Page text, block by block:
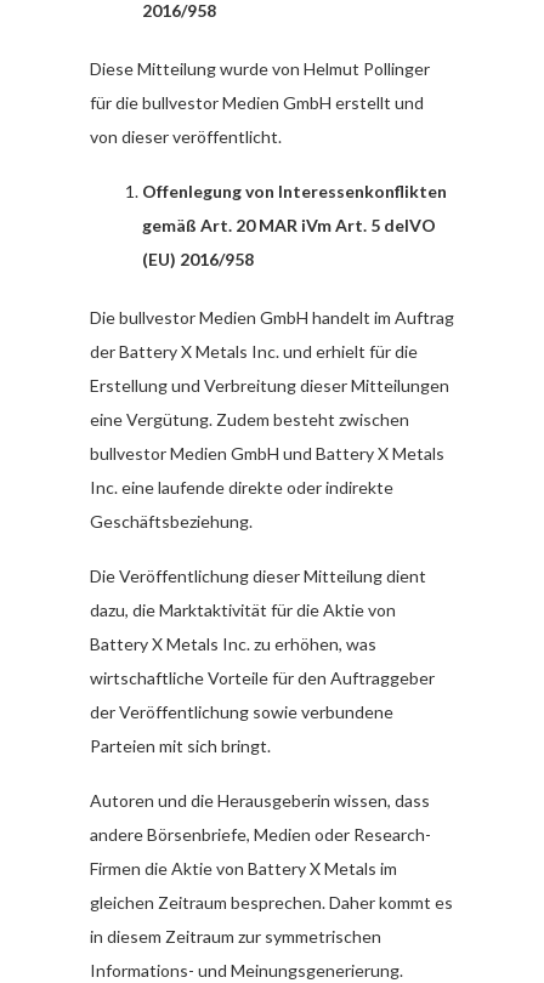
2016/958
Diese Mitteilung wurde von Helmut Pollinger
für die bullvestor Medien GmbH erstellt und
von dieser veröffentlicht.
Offenlegung von Interessenkonflikten
gemäß Art. 20 MAR iVm Art. 5 delVO
(EU) 2016/958
Die bullvestor Medien GmbH handelt im Auftrag
der Battery X Metals Inc. und erhielt für die
Erstellung und Verbreitung dieser Mitteilungen
eine Vergütung. Zudem besteht zwischen
bullvestor Medien GmbH und Battery X Metals
Inc. eine laufende direkte oder indirekte
Geschäftsbeziehung.
Die Veröffentlichung dieser Mitteilung dient
dazu, die Marktaktivität für die Aktie von
Battery X Metals Inc. zu erhöhen, was
wirtschaftliche Vorteile für den Auftraggeber
der Veröffentlichung sowie verbundene
Parteien mit sich bringt.
Autoren und die Herausgeberin wissen, dass
andere Börsenbriefe, Medien oder Research-
Firmen die Aktie von Battery X Metals im
gleichen Zeitraum besprechen. Daher kommt es
in diesem Zeitraum zur symmetrischen
Informations- und Meinungsgenerierung.